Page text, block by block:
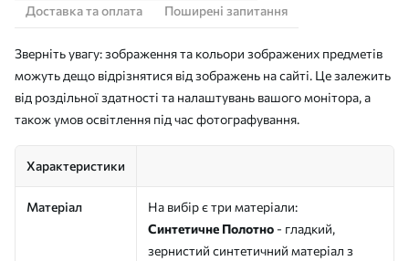
Доставка та оплата
Поширені запитання
Зверніть увагу: зображення та кольори зображених предметів
можуть дещо відрізнятися від зображень на сайті. Це залежить
від роздільної здатності та налаштувань вашого монітора, а
також умов освітлення під час фотографування.
Характеристики
Матеріал
На вибір є три матеріали:
Синтетичне Полотно - гладкий,
зернистий синтетичний матеріал з